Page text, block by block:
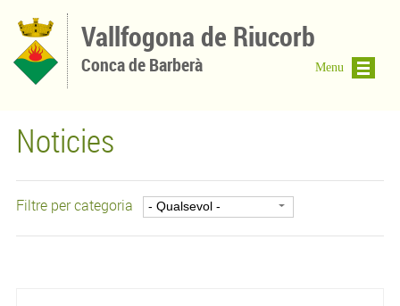
Vallfogona de Riucorb
Conca de Barberà
Noticies
Filtre per categoria
Menu